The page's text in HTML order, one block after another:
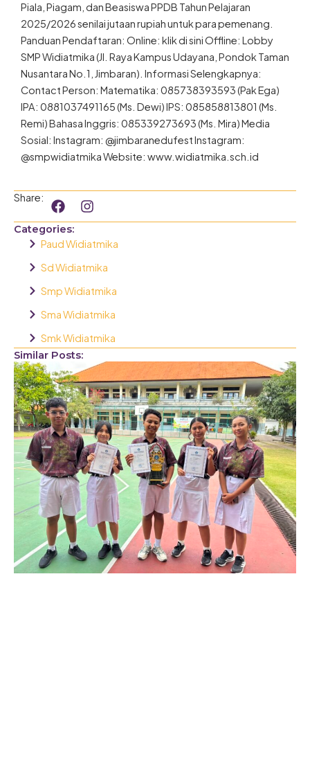
Piala, Piagam, dan Beasiswa PPDB Tahun Pelajaran
2025/2026 senilai jutaan rupiah untuk para pemenang.
Panduan Pendaftaran: Online: klik di sini Offline: Lobby
SMP Widiatmika (Jl. Raya Kampus Udayana, Pondok Taman
Nusantara No.1, Jimbaran). Informasi Selengkapnya:
Contact Person: Matematika: 085738393593 (Pak Ega)
IPA: 0881037491165 (Ms. Dewi) IPS: 085858813801 (Ms.
Remi) Bahasa Inggris: 085339273693 (Ms. Mira) Media
Sosial: Instagram: @jimbaranedufest Instagram:
@smpwidiatmika Website: www.widiatmika.sch.id
Share:
F
a
c
e
b
o
k
I
n
s
t
a
g
a
m
Categories:
Paud Widiatmika
Sd Widiatmika
Smp Widiatmika
Sma Widiatmika
Smk Widiatmika
Similar Posts: